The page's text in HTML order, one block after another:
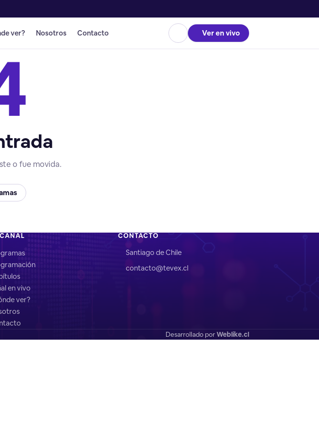
ver? Nosotros Contacto Ver en vivo
o fue movida.
en vivo
ver?
CONTACTO
Santiago de Chile
contacto@tevex.cl
Desarrollado porWeblike.cl